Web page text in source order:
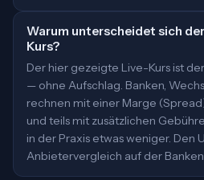
Warum unterscheidet sich
Kurs?
Der hier gezeigte Live-Kurs ist
— ohne Aufschlag. Banken,
rechnen mit einer Marge
und teils mit zusätzlichen
in der Praxis etwas weniger. Den
Anbietervergleich auf der